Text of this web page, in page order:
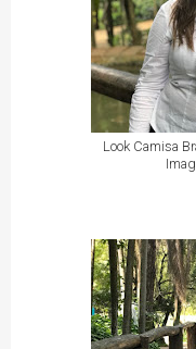
Look Camisa